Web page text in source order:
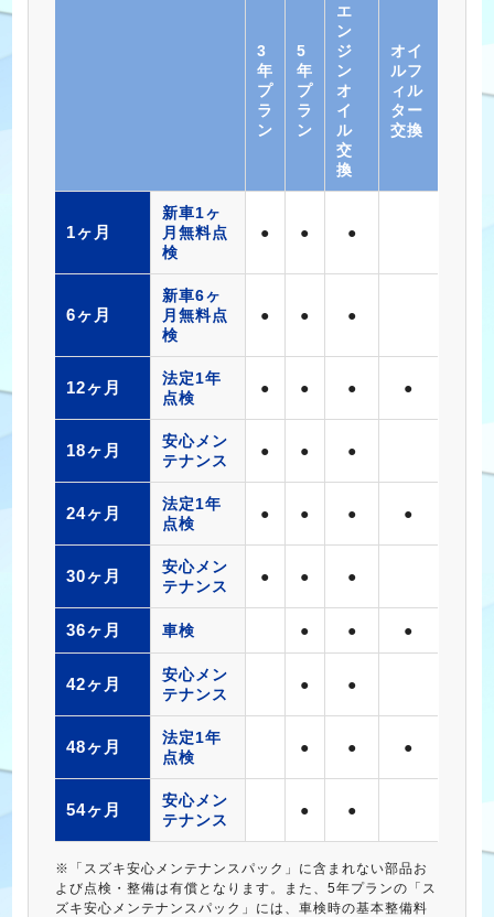
3
年
プ
ラ
ン
5
年
プ
ラ
ン
エ
ン
ジ
ン
オ
イ
ル
交
換
オイ
ルフ
ィル
ター
交換
1ヶ月
新車1ヶ
月無料点
検
● ● ●
6ヶ月
新車6ヶ
月無料点
検
● ● ●
12ヶ月
法定1年
点検
● ● ● ●
18ヶ月
安心メン
テナンス
● ● ●
24ヶ月
法定1年
点検
● ● ● ●
30ヶ月
安心メン
テナンス
● ● ●
36ヶ月 車検 ● ● ●
42ヶ月
安心メン
テナンス
● ●
48ヶ月
法定1年
点検
● ● ●
54ヶ月
安心メン
テナンス
● ●
※「スズキ安心メンテナンスパック」に含まれない部品お
よび点検・整備は有償となります。また、5年プランの「ス
ズキ安心メンテナンスパック」には、車検時の基本整備料